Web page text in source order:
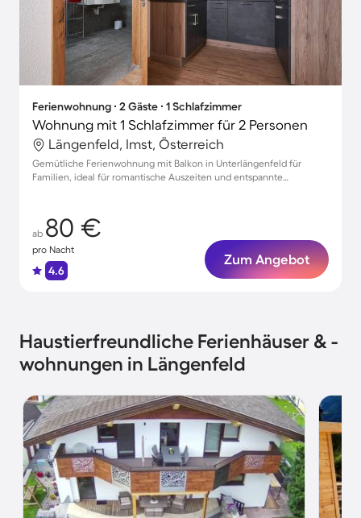
Ferienwohnung ∙ 2 Gäste ∙ 1 Schlafzimmer
Wohnung mit 1 Schlafzimmer für 2 Personen
Längenfeld, Imst, Österreich
Gemütliche Ferienwohnung mit Balkon in Unterlängenfeld für
Familien, ideal für romantische Auszeiten und entspannte
ab 80 €
pro Nacht
4.6
Zum Angebot
Haustierfreundliche Ferienhäuser & -
wohnungen in Längenfeld